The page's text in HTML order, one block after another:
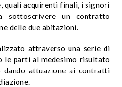
quali acquirenti finali, i signori
sottoscrivere un contratto
delle due abitazioni.
attraverso una serie di
le parti al medesimo risultato
dando attuazione ai contratti